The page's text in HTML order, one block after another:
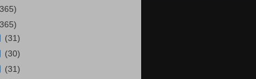
(31)
(30)
(31)